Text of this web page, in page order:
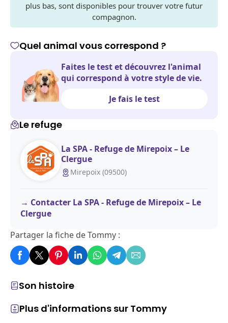
plus bas, sont disponibles pour trouver votre futur
compagnon.
Son histoire
Plus d'informations sur Tommy
Quel animal vous correspond ?
Faites le test et découvrez l'animal
qui correspond à votre style de vie.
Je fais le test
Le refuge
La SPA - Refuge de Mirepoix – Le
Clergue
Mirepoix (09500)
Contacter La SPA - Refuge de Mirepoix – Le
Clergue
Partager la fiche de Tommy :